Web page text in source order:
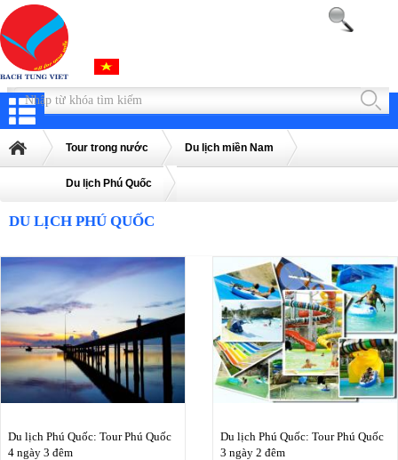
Tour trong nước Du lịch miền Nam
Du lịch Phú Quốc
DU LỊCH PHÚ QUỐC
Du lịch Phú Quốc: Tour Phú Quốc
4 ngày 3 đêm
Du lịch Phú Quốc: Tour Phú Quốc
3 ngày 2 đêm